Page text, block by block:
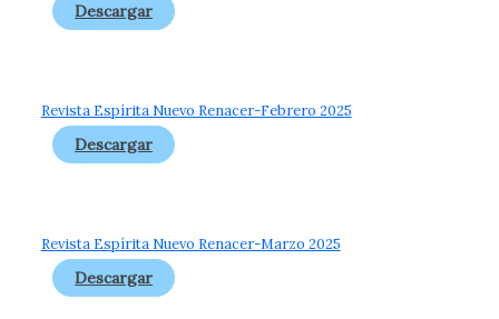
Descargar
Revista Espírita Nuevo Renacer-Febrero 2025
Descargar
Revista Espírita Nuevo Renacer-Marzo 2025
Descargar